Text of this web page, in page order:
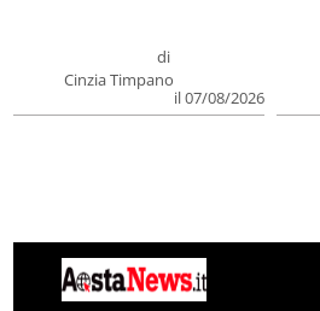
di
Cinzia Timpano
il 07/08/2026